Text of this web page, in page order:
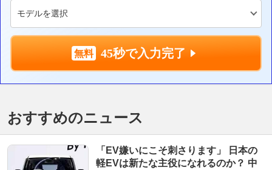
45秒で入力完了
おすすめのニュース
「EV嫌いにこそ刺さります」 日本の
軽EVは新たな主役になれるのか？ 中